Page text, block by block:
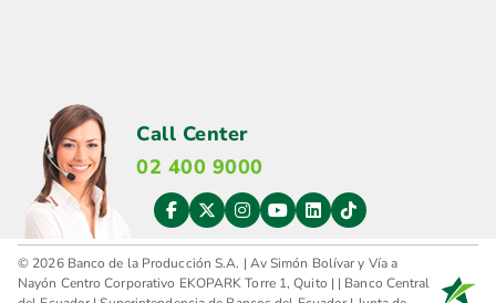
Call Center
02 400 9000
© 2026 Banco de la Producción S.A. | Av Simón Bolívar y Vía a
Nayón Centro Corporativo EKOPARK Torre 1, Quito | | Banco Central